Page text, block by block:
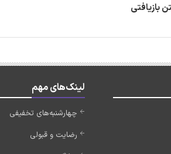
بازیافتی
لینک‌های مهم
چهارشنبه‌های تخفیفی
رضایت و قبولی